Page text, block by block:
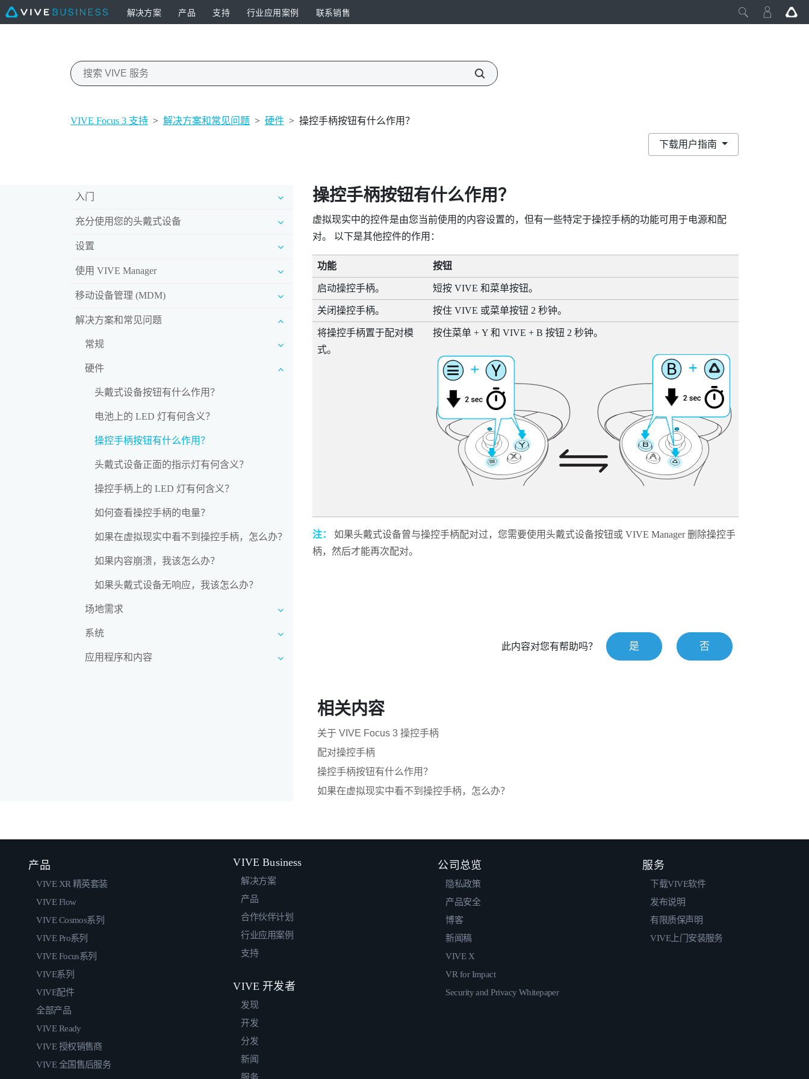
解决方案 产品 支持 行业应用案例 联系销售
VIVE Focus 3 支持 > 解决方案和常见问题 > 硬件 > 操控手柄按钮有什么作用？
下载用户指南
入门
充分使用您的头戴式设备
设置
使用 VIVE Manager
移动设备管理 (MDM)
解决方案和常见问题
常规
硬件
头戴式设备按钮有什么作用？
电池上的 LED 灯有何含义？
操控手柄按钮有什么作用？
头戴式设备正面的指示灯有何含义？
操控手柄上的 LED 灯有何含义？
如何查看操控手柄的电量？
如果在虚拟现实中看不到操控手柄，怎么办？
如果内容崩溃，我该怎么办？
如果头戴式设备无响应，我该怎么办？
场地需求
系统
应用程序和内容
操控手柄按钮有什么作用？
虚拟现实中的控件是由您当前使用的内容设置的，但有一些特定于操控手柄的功能可用于电源和配
对。 以下是其他控件的作用：
功能 按钮
启动操控手柄。 短按 VIVE 和菜单按钮。
关闭操控手柄。 按住 VIVE 或菜单按钮 2 秒钟。
将操控手柄置于配对模
式。
按住菜单+ Y和 VIVE + B 按钮 2 秒钟。
注： 如果头戴式设备曾与操控手柄配对过，您需要使用 头戴式设备按钮或 VIVE Manager删除操控手
柄，然后才能再次配对。
此内容对您有帮助吗？ 是 否
相关内容
关于 VIVE Focus 3 操控手柄
配对操控手柄
操控手柄按钮有什么作用？
如果在虚拟现实中看不到操控手柄，怎么办？
产品
VIVE XR 精英套装
VIVE Flow
VIVE Cosmos系列
VIVE Pro系列
VIVE Focus系列
VIVE系列
VIVE配件
全部产品
VIVE Ready
VIVE 授权销售商
VIVE 全国售后服务
VIVE Business
解决方案
产品
合作伙伴计划
行业应用案例
支持
VIVE 开发者
发现
开发
分发
新闻
公司总览
隐私政策
产品安全
博客
新闻稿
VIVE X
VR for Impact
Security and Privacy Whitepaper
服务
下载VIVE软件
发布说明
有限质保声明
VIVE上门安装服务